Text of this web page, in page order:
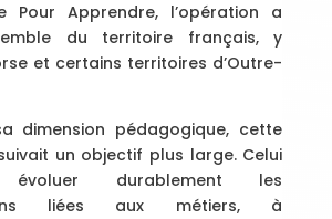
Pour Apprendre, l’opération a
du territoire français, y
et certains territoires d’Outre-
dimension pédagogique, cette
un objectif plus large. Celui
durablement les
liées aux métiers, à